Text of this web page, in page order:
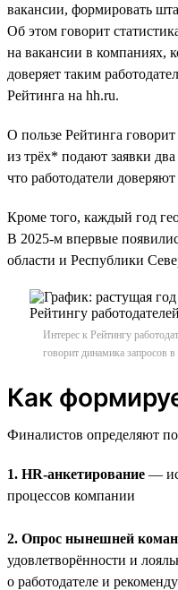
вакансии, формировать
Об этом говорит
на вакансии в компаниях,
доверяет таким
Рейтинга на hh.ru.
О пользе Рейтинга
из трёх* подают заявки
что работодатели доверяют
Кроме того, каждый год
В 2025-м впервые
области и Республики
Интерес к Рейтингу
говорит динамика запросов
Как
Финалистов определяют
1. HR-анкетирование —
процессов компании
2. Опрос нынешней
удовлетворённости и
о работодателе и